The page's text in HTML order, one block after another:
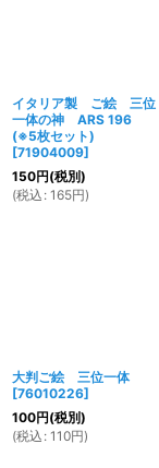
イタリア製 ご絵 三位
一体の神 ARS 196
(※5枚セット)
[71904009]
150円(税別)
(税込 : 165円)
大判ご絵 三位一体
[76010226]
100円(税別)
(税込 : 110円)